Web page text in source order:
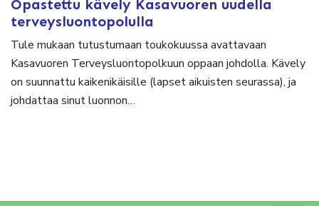
Opastettu kävely Kasavuoren uudella
terveysluontopolulla
Tule mukaan tutustumaan toukokuussa avattavaan
Kasavuoren Terveysluontopolkuun oppaan johdolla. Kävely
on suunnattu kaikenikäisille (lapset aikuisten seurassa), ja
johdattaa sinut luonnon…